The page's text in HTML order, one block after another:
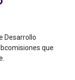
Desarrollo
que